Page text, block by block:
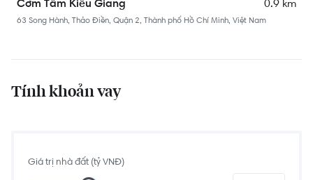
Cơm Tấm Kiều Giang 0.9 km
63 Song Hành, Thảo Điền, Quận 2, Thành phố Hồ Chí Minh, Việt Nam
36 Đường Thảo Điền, Thảo Điền, Quận 2, Thành phố Hồ Chí Minh, Việt Nam
Chợ Bình Khánh
Đ. A, Phường Bình Khánh, Quận 2, Thành phố Hồ Chí Minh, Việt Nam
Quán Sông Hàn 1.3 km
Tính khoản vay
Giá trị nhà đất (tỷ VNĐ)